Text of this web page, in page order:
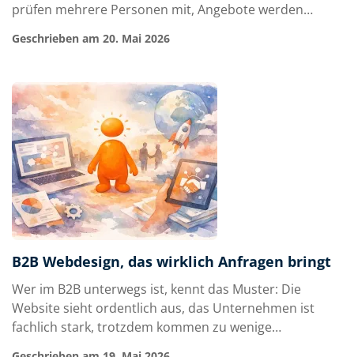
prüfen mehrere Personen mit, Angebote werden
Genau deshalb braucht es conversionstarkes
sondern Orientierung gibt, Vertrauen aufbaut und
Entsche…
Geschrieben am 20. Mai 2026
B2B Webdesign, das wirklich Anfragen bringt
Wer im B2B unterwegs ist, kennt das Muster: Die
Website sieht ordentlich aus, das Unternehmen ist
fachlich stark, trotzdem kommen zu wenige